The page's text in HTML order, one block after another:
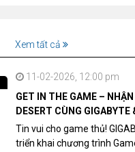
Xem tất cả
11-02-2026, 12:00 pm
GET IN THE GAME –
DESERT CÙNG GIGABYTE
Tin vui cho game thủ!
triển khai chương trình